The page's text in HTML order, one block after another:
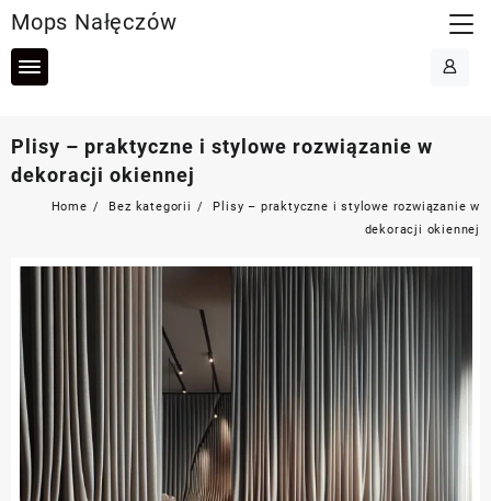
to
content
Mops Nałęczów
Plisy – praktyczne i stylowe rozwiązanie w
dekoracji okiennej
Home Bez kategorii
Plisy – praktyczne i stylowe rozwiązanie w
dekoracji okiennej